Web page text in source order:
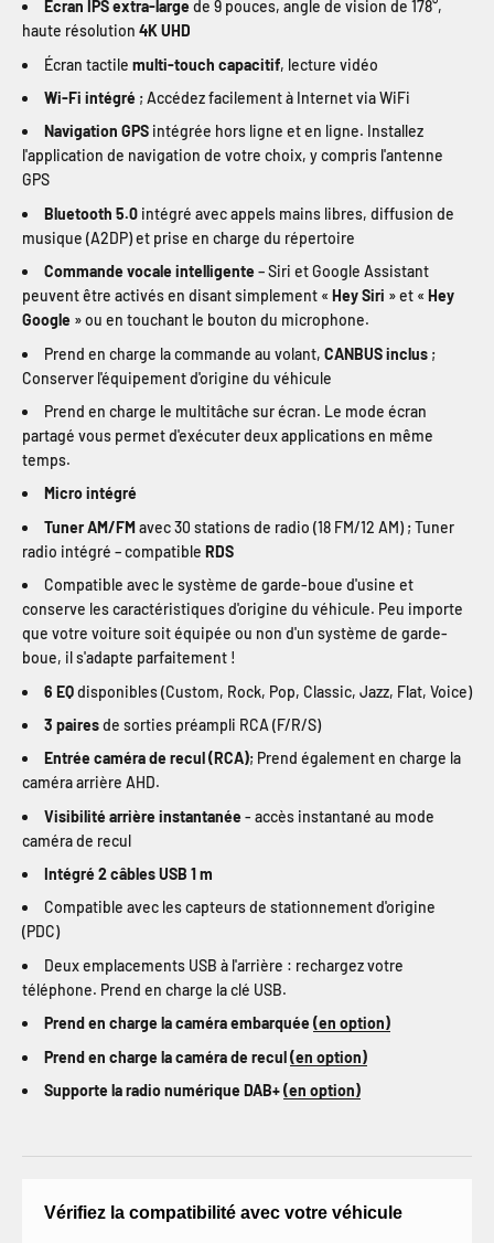
Écran IPS extra-large de 9 pouces, angle de vision de 178°,
haute résolution 4K UHD
Écran tactile multi-touch capacitif, lecture vidéo
Wi-Fi intégré ; Accédez facilement à Internet via WiFi
Navigation GPS intégrée hors ligne et en ligne. Installez
l'application de navigation de votre choix, y compris l'antenne
GPS
Bluetooth 5.0 intégré avec appels mains libres, diffusion de
musique (A2DP) et prise en charge du répertoire
Commande vocale intelligente – Siri et Google Assistant
peuvent être activés en disant simplement « Hey Siri » et « Hey
Google » ou en touchant le bouton du microphone.
Prend en charge la commande au volant, CANBUS inclus ;
Conserver l'équipement d'origine du véhicule
Prend en charge le multitâche sur écran. Le mode écran
partagé vous permet d'exécuter deux applications en même
temps.
Micro intégré
Tuner AM/FMavec 30 stations de radio (18 FM/12 AM) ; Tuner
radio intégré – compatible RDS
Compatible avec le système de garde-boue d'usine et
conserve les caractéristiques d'origine du véhicule. Peu importe
que votre voiture soit équipée ou non d'un système de garde-
boue, il s'adapte parfaitement !
6 EQdisponibles (Custom, Rock, Pop, Classic, Jazz, Flat, Voice)
3 pairesde sorties préampli RCA (F/R/S)
Entrée caméra de recul (RCA); Prend également en charge la
caméra arrière AHD.
Visibilité arrière instantanée - accès instantané au mode
caméra de recul
Intégré 2 câbles USB 1 m
Compatible avec les capteurs de stationnement d'origine
(PDC)
Deux emplacements USB à l'arrière : rechargez votre
téléphone. Prend en charge la clé USB.
Prend en charge la caméra embarquée (en option)
Prend en charge la caméra de recul(en option)
Supporte la radio numérique DAB+(en option)
Vérifiez la compatibilité avec votre véhicule